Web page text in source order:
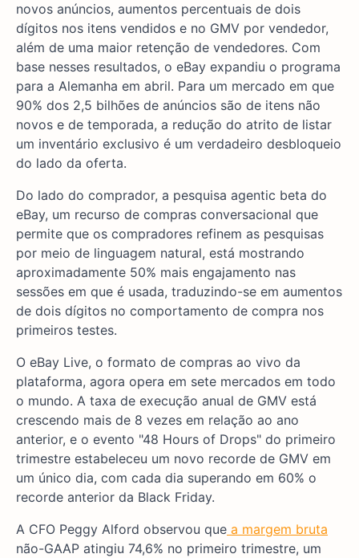
novos anúncios, aumentos percentuais de dois
dígitos nos itens vendidos e no GMV por vendedor,
além de uma maior retenção de vendedores. Com
base nesses resultados, o eBay expandiu o programa
para a Alemanha em abril. Para um mercado em que
90% dos 2,5 bilhões de anúncios são de itens não
novos e de temporada, a redução do atrito de listar
um inventário exclusivo é um verdadeiro desbloqueio
do lado da oferta.
Do lado do comprador, a pesquisa agentic beta do
eBay, um recurso de compras conversacional que
permite que os compradores refinem as pesquisas
por meio de linguagem natural, está mostrando
aproximadamente 50% mais engajamento nas
sessões em que é usada, traduzindo-se em aumentos
de dois dígitos no comportamento de compra nos
primeiros testes.
O eBay Live, o formato de compras ao vivo da
plataforma, agora opera em sete mercados em todo
o mundo. A taxa de execução anual de GMV está
crescendo mais de 8 vezes em relação ao ano
anterior, e o evento "48 Hours of Drops" do primeiro
trimestre estabeleceu um novo recorde de GMV em
um único dia, com cada dia superando em 60% o
recorde anterior da Black Friday.
A CFO Peggy Alford observou que a margem bruta
não-GAAP atingiu 74,6% no primeiro trimestre, um